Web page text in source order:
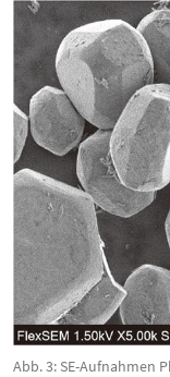
Abb. 3: SE-Aufnahmen